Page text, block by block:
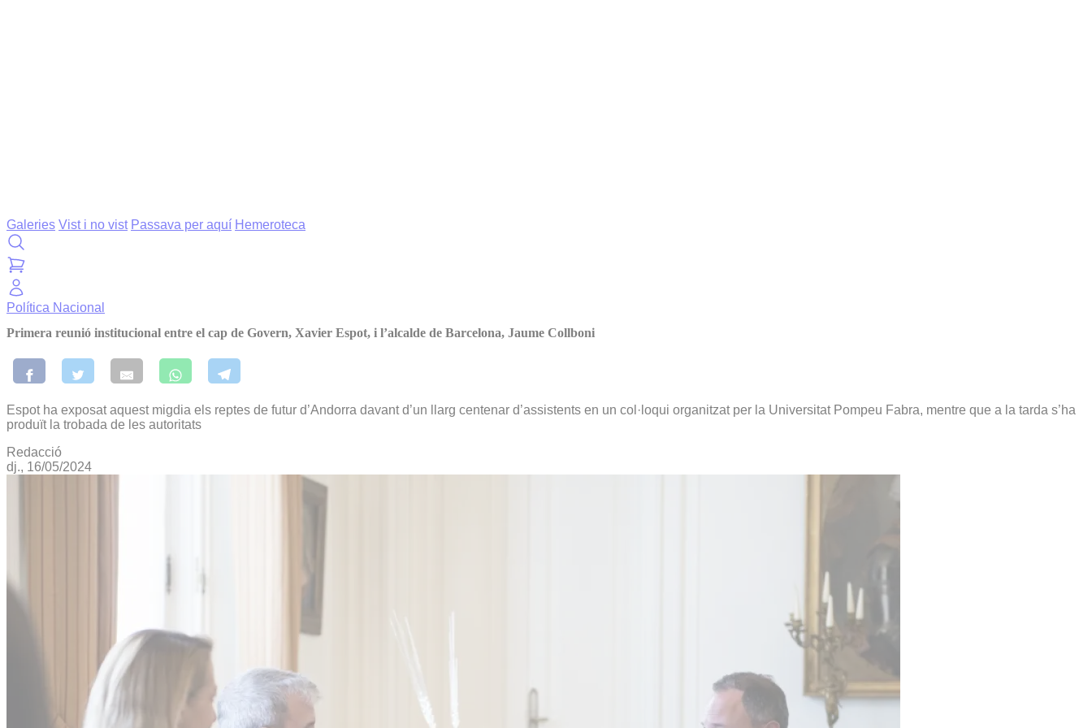
Galeries Vist i no vist Passava per aquí Hemeroteca
Política Nacional
Primera reunió institucional entre el cap de Govern, Xavier Espot, i l’alcalde de Barcelona, Jaume Collboni
Espot ha exposat aquest migdia els reptes de futur d’Andorra davant d’un llarg centenar d’assistents en un col·loqui organitzat per la Universitat Pompeu Fabra, mentre que a la tarda s’ha
produït la trobada de les autoritats
Redacció
dj., 16/05/2024